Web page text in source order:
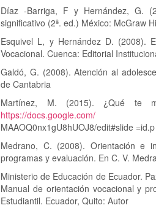
Díaz -Barriga, F y Hernández, G.
significativo (2ª. ed.) México: McGraw
Esquivel L, y Hernández D. (2008).
Vocacional. Cuenca: Editorial
Galdó, G. (2008). Atención al
de Cantabria
Martínez, M. (2015). ¿Qué te
https://docs.google.com/
MAAOQ0nx1gU8hUOJ8/edit#slide =id.p
Medrano, C. (2008). Orientación e
programas y evaluación. En C. V.
Ministerio de Educación de Ecuador.
Manual de orientación vocacional y
Estudiantil. Ecuador, Quito: Autor